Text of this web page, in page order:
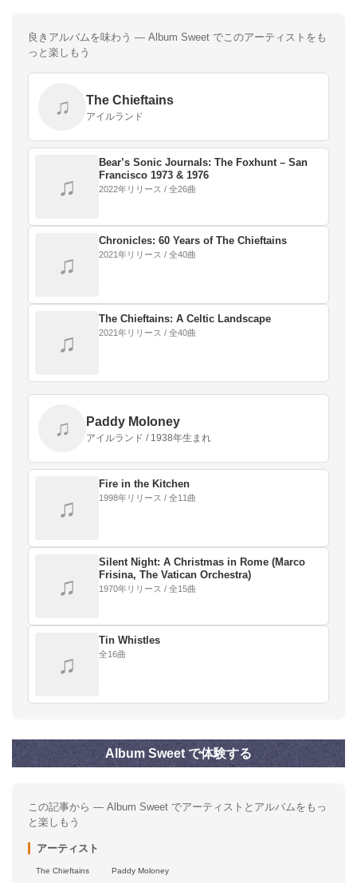
良きアルバムを味わう — Album Sweet でこのアーティストをも
っと楽しもう
♫ The Chieftains
アイルランド
♫
Bear’s Sonic Journals: The Foxhunt – San
Francisco 1973 & 1976
2022年リリース / 全26曲
♫
Chronicles: 60 Years of The Chieftains
2021年リリース / 全40曲
♫
The Chieftains: A Celtic Landscape
2021年リリース / 全40曲
♫ Paddy Moloney
アイルランド / 1938年生まれ
♫
Fire in the Kitchen
1998年リリース / 全11曲
♫
Silent Night: A Christmas in Rome (Marco
Frisina, The Vatican Orchestra)
1970年リリース / 全15曲
♫
Tin Whistles
全16曲
Album Sweet で体験する
この記事から — Album Sweet でアーティストとアルバムをもっ
と楽しもう
アーティスト
The Chieftains Paddy Moloney